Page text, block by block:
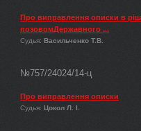
Про виправлення описки в
позовомДержавного ...
Судья: Васильченко Т.В.
№757/24024/14-ц
Про виправлення описки
Судья: Цокол Л. І.